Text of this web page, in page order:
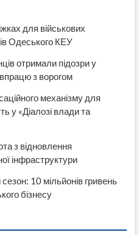
для військових
Одеського КЕУ
отримали підозри у
з ворогом
механізму для
у «Діалозі влади та
з відновлення
інфраструктури
сезон: 10 мільйонів гривень
бізнесу